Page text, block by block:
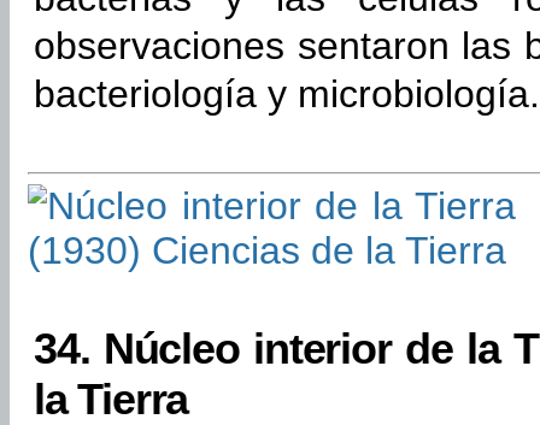
observaciones sentaron las
bacteriología y microbiología.
34. Núcleo interior de la
la Tierra